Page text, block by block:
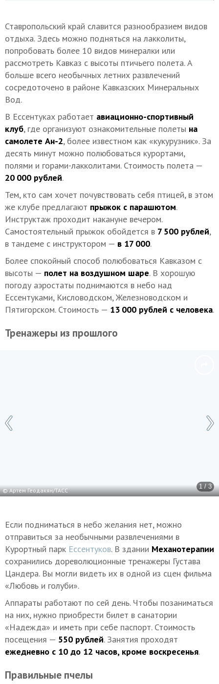
Ставропольский край славится разнообразием видов
отдыха. Здесь можно подняться на лакколиты,
попробовать более 10 видов минералки или
рассмотреть Кавказ с высоты птичьего полета. А
больше всего необычных летних развлечений
сосредоточено в районе Кавказских Минеральных
Вод.
В Ессентуках работает авиационно-спортивный
клуб, где организуют ознакомительные полеты на
самолете Ан-2, более известном как «кукурузник». За
десять минут можно полюбоваться курортами,
полями и горами-лакколитами. Стоимость полета —
20 000 рублей.
Тем, кто сам хочет почувствовать себя птицей, в этом
же клубе предлагают прыжок с парашютом.
Инструктаж проходит накануне вечером.
Самостоятельный прыжок обойдется в 7 500 рублей,
в тандеме с инструктором — в 17 000.
Более спокойный способ полюбоваться Кавказом с
высоты — полет на воздушном шаре. В хорошую
погоду аэростаты поднимаются в небо над
Ессентуками, Кисловодском, Железноводском и
Пятигорском. Стоимость — 13 000 рублей с человека.
Тренажеры из прошлого
1 / 3
© Артем Геодакян/ТАСС
Если подниматься в небо желания нет, можно
отправиться за необычными развлечениями в
Курортный парк Ессентуков. В здании Механотерапии
сохранились дореволюционные тренажеры Густава
Цандера. Вы могли видеть их в одной из сцен фильма
«Любовь и голуби».
Аппараты работают по сей день. Чтобы позаниматься
на них, нужно приобрести билет в санатории
«Надежда» и иметь при себе паспорт. Стоимость
посещения — 550 рублей. Занятия проходят
ежедневно с 10 до 12 часов, кроме воскресенья.
Правильные пчелы